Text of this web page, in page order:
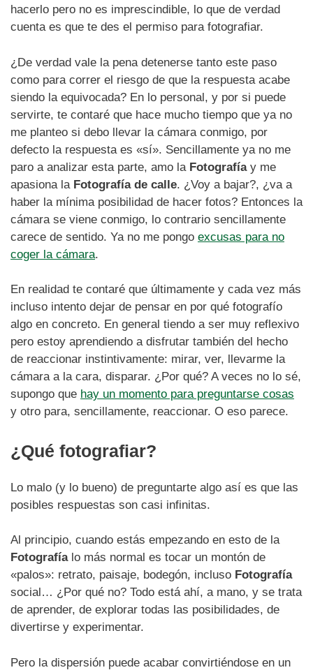
hacerlo pero no es imprescindible, lo que de verdad
cuenta es que te des el permiso para fotografiar.
¿De verdad vale la pena detenerse tanto este paso
como para correr el riesgo de que la respuesta acabe
siendo la equivocada? En lo personal, y por si puede
servirte, te contaré que hace mucho tiempo que ya no
me planteo si debo llevar la cámara conmigo, por
defecto la respuesta es «sí». Sencillamente ya no me
paro a analizar esta parte, amo la Fotografíay me
apasiona la Fotografía de calle. ¿Voy a bajar?, ¿va a
haber la mínima posibilidad de hacer fotos? Entonces la
cámara se viene conmigo, lo contrario sencillamente
carece de sentido. Ya no me pongo excusas para no
coger la cámara.
En realidad te contaré que últimamente y cada vez más
incluso intento dejar de pensar en por qué fotografío
algo en concreto. En general tiendo a ser muy reflexivo
pero estoy aprendiendo a disfrutar también del hecho
de reaccionar instintivamente: mirar, ver, llevarme la
cámara a la cara, disparar. ¿Por qué? A veces no lo sé,
supongo que hay un momento para preguntarse cosas
y otro para, sencillamente, reaccionar. O eso parece.
¿Qué fotografiar?
Lo malo (y lo bueno) de preguntarte algo así es que las
posibles respuestas son casi infinitas.
Al principio, cuando estás empezando en esto de la
Fotografíalo más normal es tocar un montón de
«palos»: retrato, paisaje, bodegón, incluso Fotografía
social… ¿Por qué no? Todo está ahí, a mano, y se trata
de aprender, de explorar todas las posibilidades, de
divertirse y experimentar.
Pero la dispersión puede acabar convirtiéndose en un